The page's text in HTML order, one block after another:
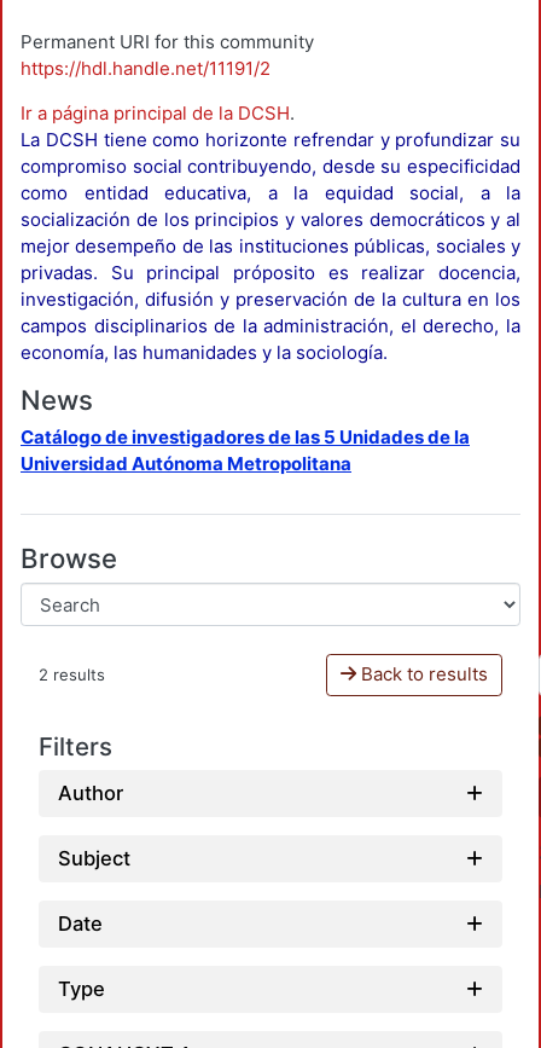
Permanent URI for this community
https://hdl.handle.net/11191/2
Ir a página principal de la DCSH.
La DCSH tiene como horizonte refrendar y profundizar su
compromiso social contribuyendo, desde su especificidad
como entidad educativa, a la equidad social, a la
socialización de los principios y valores democráticos y al
mejor desempeño de las instituciones públicas, sociales y
privadas. Su principal próposito es realizar docencia,
investigación, difusión y preservación de la cultura en los
campos disciplinarios de la administración, el derecho, la
economía, las humanidades y la sociología.
News
Catálogo de investigadores de las 5 Unidades de la
Universidad Autónoma Metropolitana
Browse
2 results Back to results
Filters
Author
Subject
Date
Type